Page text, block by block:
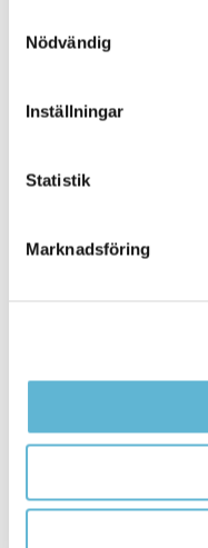
Nödvändig
Inställningar
Statistik
Marknadsföring
Postadress
Växel: 0456-82 20 00
Org.nr: 212000-0894